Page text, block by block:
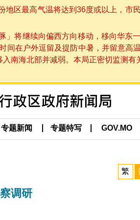
区最高气温将达到36度或以上，市
」将继续向偏西方向移动，移向华东
在户外逗留及提防中暑，并留意高
南海北部并减弱。本局正密切监测
专题新闻 专题特写 GOV.MO
繁
调研